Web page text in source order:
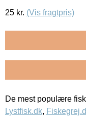
25 kr. (Vis fragtpris)
De mest populære
Lystfisk.dk,